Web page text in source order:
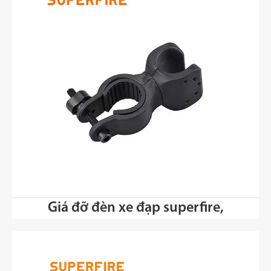
Giá đỡ đèn xe đạp superfire,